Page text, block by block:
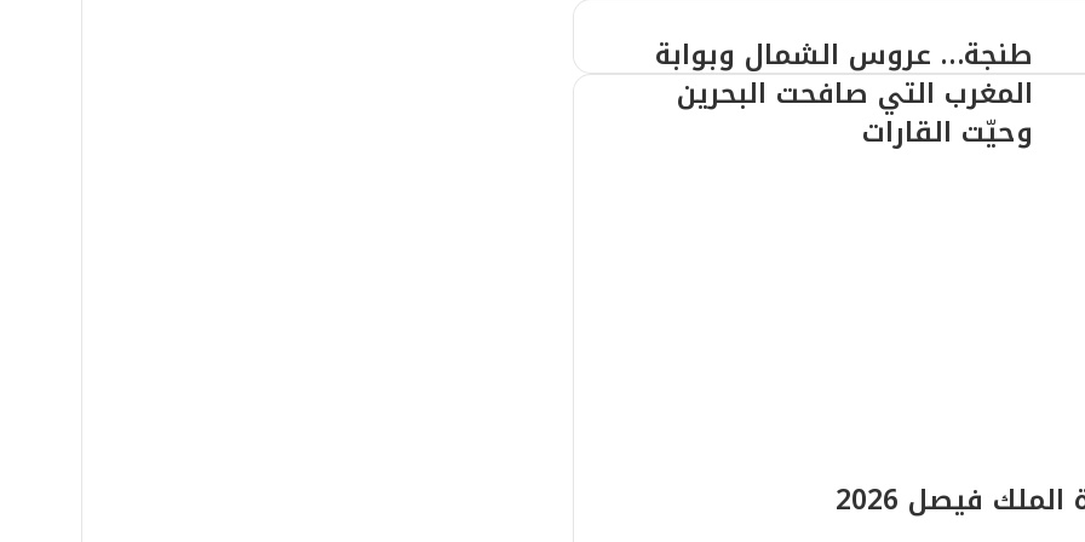
عازفة الناي التركية سينام هوندار أوغلو تُبهر جمهور القاهرة في احتفالية اليوم العالمي للمتاحف
طنجة… عروس الشمال وبوابة
المغرب التي صافحت البحرين
وحيّت القارات
فيصل 2026